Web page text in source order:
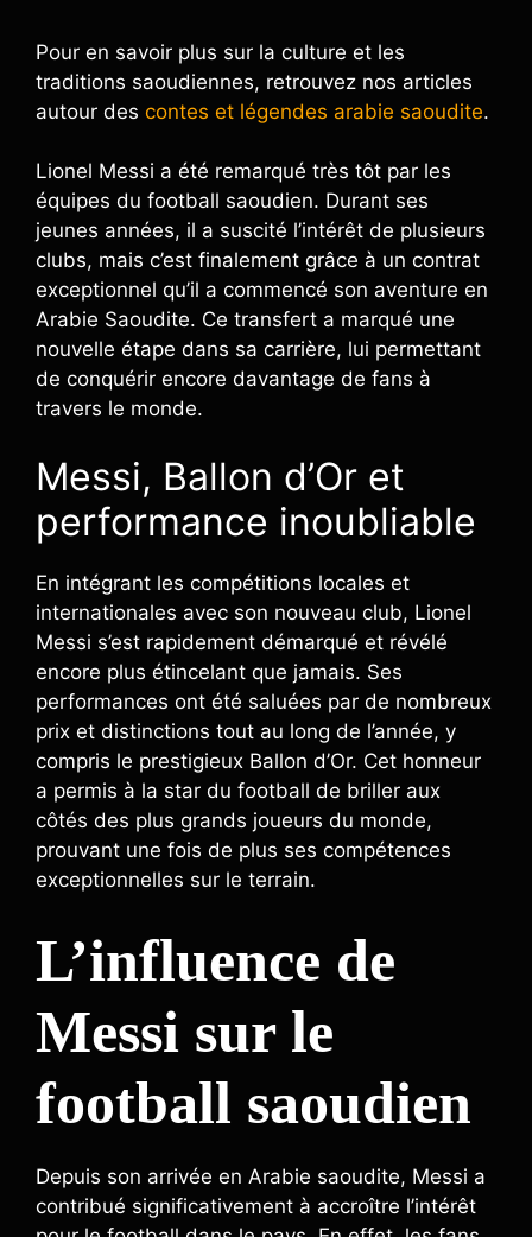
Pour en savoir plus sur la culture et les
traditions saoudiennes, retrouvez nos articles
autour des contes et légendes arabie saoudite.
Lionel Messi a été remarqué très tôt par les
équipes du football saoudien. Durant ses
jeunes années, il a suscité l’intérêt de plusieurs
clubs, mais c’est finalement grâce à un contrat
exceptionnel qu’il a commencé son aventure en
Arabie Saoudite. Ce transfert a marqué une
nouvelle étape dans sa carrière, lui permettant
de conquérir encore davantage de fans à
travers le monde.
Messi, Ballon d’Or et
performance inoubliable
En intégrant les compétitions locales et
internationales avec son nouveau club, Lionel
Messi s’est rapidement démarqué et révélé
encore plus étincelant que jamais. Ses
performances ont été saluées par de nombreux
prix et distinctions tout au long de l’année, y
compris le prestigieux Ballon d’Or. Cet honneur
a permis à la star du football de briller aux
côtés des plus grands joueurs du monde,
prouvant une fois de plus ses compétences
exceptionnelles sur le terrain.
L’influence de
Messi sur le
football saoudien
Depuis son arrivée en Arabie saoudite, Messi a
contribué significativement à accroître l’intérêt